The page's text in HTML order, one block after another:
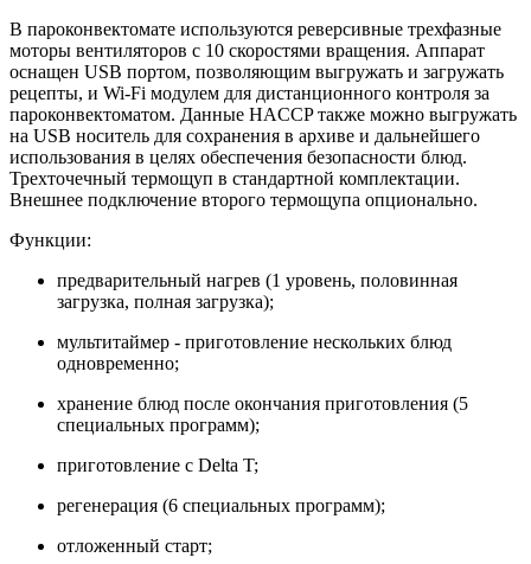
В пароконвектомате используются реверсивные трехфазные
моторы вентиляторов с 10 скоростями вращения. Аппарат
оснащен USB портом, позволяющим выгружать и загружать
рецепты, и Wi-Fi модулем для дистанционного контроля за
пароконвектоматом. Данные HACCP также можно выгружать
на USB носитель для сохранения в архиве и дальнейшего
использования в целях обеспечения безопасности блюд.
Трехточечный термощуп в стандартной комплектации.
Внешнее подключение второго термощупа опционально.
Функции:
предварительный нагрев (1 уровень, половинная
загрузка, полная загрузка);
мультитаймер - приготовление нескольких блюд
одновременно;
хранение блюд после окончания приготовления (5
специальных программ);
приготовление с Delta T;
регенерация (6 специальных программ);
отложенный старт;